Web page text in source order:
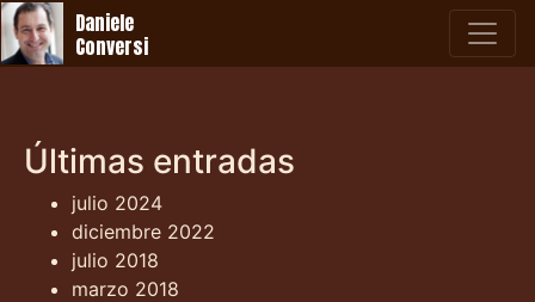
Daniele
Conversi
Últimas entradas
julio 2024
diciembre 2022
julio 2018
marzo 2018